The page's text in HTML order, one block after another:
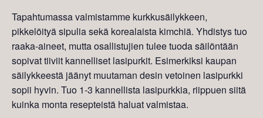
Tapahtumassa valmistamme kurkkusäilykkeen,
pikkelöityä sipulia sekä korealaista kimchiä. Yhdistys tuo
raaka-aineet, mutta osallistujien tulee tuoda säilöntään
sopivat tiiviit kannelliset lasipurkit. Esimerkiksi kaupan
säilykkeestä jäänyt muutaman desin vetoinen lasipurkki
sopii hyvin. Tuo 1-3 kannellista lasipurkkia, riippuen siitä
kuinka monta resepteistä haluat valmistaa.